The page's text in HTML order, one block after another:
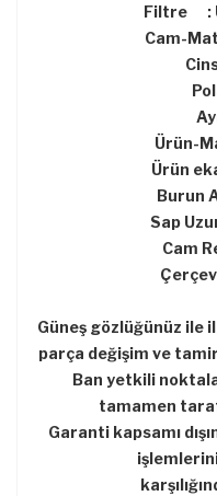
Filtre :
Cam-
Ürün-
Ürün
Burun
Sap
Cam
Güneş gözlüğünüz ile
parça değişim ve
Ban yetkili
tamamen
Garanti kapsamı